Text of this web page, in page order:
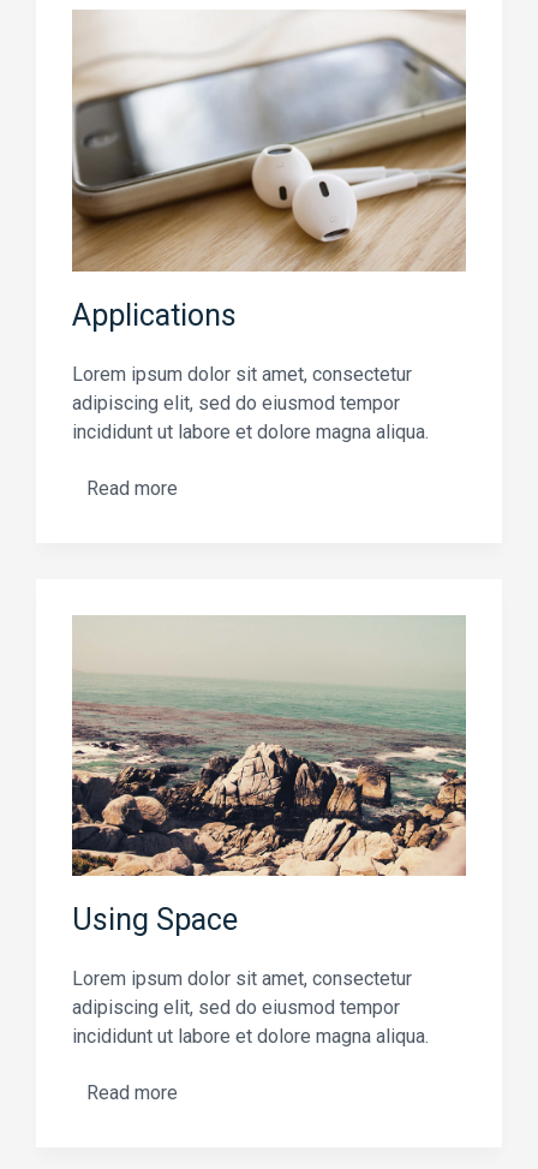
Applications
Lorem ipsum dolor sit amet, consectetur
adipiscing elit, sed do eiusmod tempor
incididunt ut labore et dolore magna aliqua.
Read more
Using Space
Lorem ipsum dolor sit amet, consectetur
adipiscing elit, sed do eiusmod tempor
incididunt ut labore et dolore magna aliqua.
Read more